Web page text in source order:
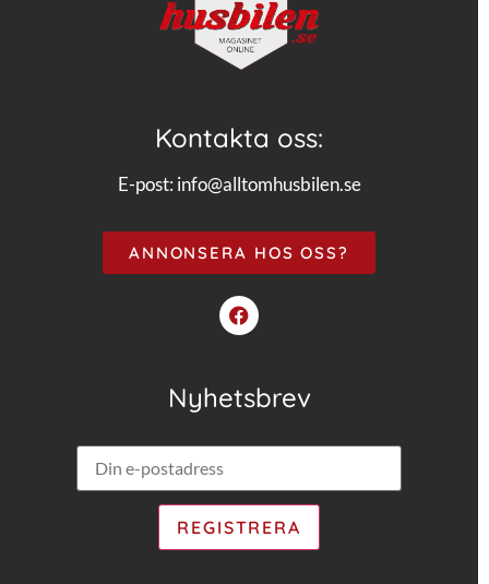
Kontakta oss:
E-post: info@alltomhusbilen.se
ANNONSERA HOS OSS?
Nyhetsbrev